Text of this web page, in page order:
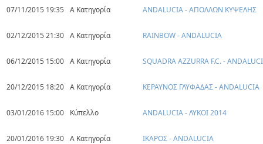
07/11/2015 19:35 Α Κατηγορία ANDALUCIA - ΑΠΟΛΛΩΝ ΚΥΨΕΛΗΣ
02/12/2015 21:30 Α Κατηγορία RAINBOW - ANDALUCIA
06/12/2015 15:00 Α Κατηγορία SQUADRA AZZURRA F.C. -
20/12/2015 18:20 Α Κατηγορία ΚΕΡΑΥΝΟΣ ΓΛΥΦΑΔΑΣ - ANDALUCIA
03/01/2016 15:00 Κύπελλο ANDALUCIA - ΛΥΚΟΙ 2014
20/01/2016 19:30 Α Κατηγορία ΙΚΑΡΟΣ - ANDALUCIA